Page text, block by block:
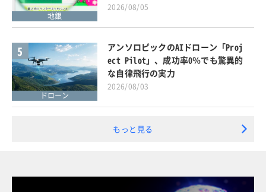
地銀
2026/08/05
5
ドローン
アンソロピックのAIドローン「Proj
ect Pilot」、成功率0％でも驚異的
な自律飛行の実力
2026/08/03
もっと見る